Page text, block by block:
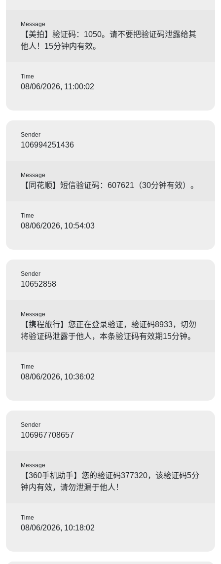
Message
【美拍】验证码：1050。请不要把验证码泄露给其
他人！15分钟内有效。
Time
08/06/2026, 11:00:02
Sender
106994251436
Message
【同花顺】短信验证码：607621（30分钟有效）。
Time
08/06/2026, 10:54:03
Sender
10652858
Message
【携程旅行】您正在登录验证，验证码8933，切勿
将验证码泄露于他人，本条验证码有效期15分钟。
Time
08/06/2026, 10:36:02
Sender
106967708657
Message
【360手机助手】您的验证码377320，该验证码5分
钟内有效，请勿泄漏于他人！
Time
08/06/2026, 10:18:02